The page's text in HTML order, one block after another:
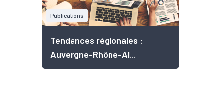
Publications
Tendances régionales :
Auvergne-Rhône-Al...